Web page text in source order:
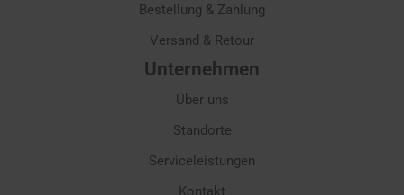
Bestellung & Zahlung
Versand & Retour
Unternehmen
Über uns
Standorte
Serviceleistungen
Kontakt